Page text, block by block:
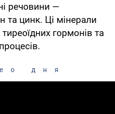
речовини —
та цинк. Ці мінерали
гормонів та
дня